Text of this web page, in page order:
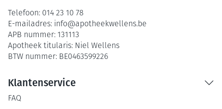
Telefoon: 014 23 10 78
E-mailadres: info@apotheekwellens.be
APB nummer: 131113
Apotheek titularis: Niel Wellens
BTW nummer: BE0463599226
Klantenservice
FAQ